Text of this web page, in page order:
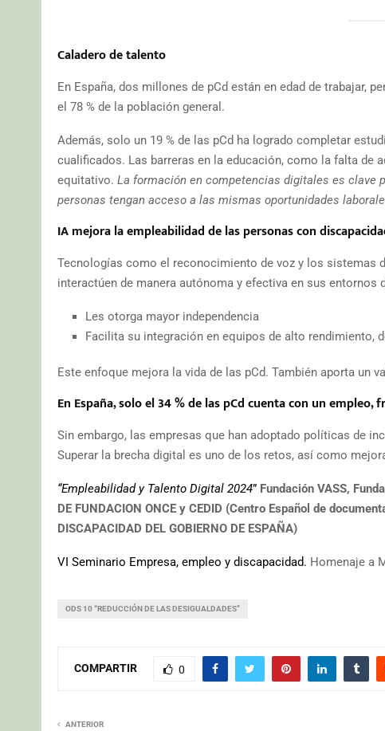
Caladero de talento
En España, dos millones de pCd están en edad de trabajar,
el 78 % de la población general.
Además, solo un 19 % de las pCd ha logrado completar
cualificados. Las barreras en la educación, como la falta de
equitativo. La formación en competencias digitales es clave
personas tengan acceso a las mismas oportunidades
IA mejora la empleabilidad de las personas con
Tecnologías como el reconocimiento de voz y los sistemas
interactúen de manera autónoma y efectiva en sus entornos
Les otorga mayor independencia
Facilita su integración en equipos de alto rendimiento,
Este enfoque mejora la vida de las pCd. También aporta un
En España, solo el 34 % de las pCd cuenta con un
Sin embargo, las empresas que han adoptado políticas de
Superar la brecha digital es uno de los retos, así como
“Empleabilidad y Talento Digital 2024” Fundación VASS,
DE FUNDACION ONCE y CEDID (Centro Español de
DISCAPACIDAD DEL GOBIERNO DE ESPAÑA)
VI Seminario Empresa, empleo y discapacidad. Homenaje a
ODS 10 “REDUCCIÓN DE LAS DESIGUALDADES”
COMPARTIR 0
ANTERIOR